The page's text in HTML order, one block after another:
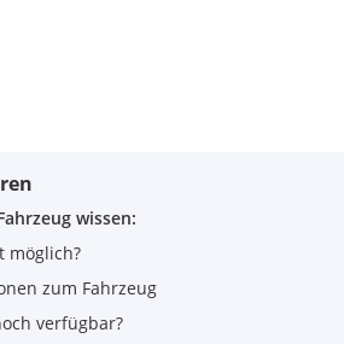
wissen:
möglich?
zum Fahrzeug
verfügbar?